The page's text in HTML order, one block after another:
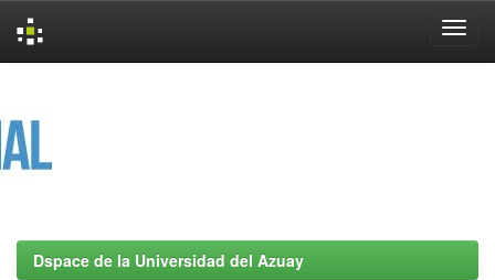
Dspace de la Universidad del Azuay